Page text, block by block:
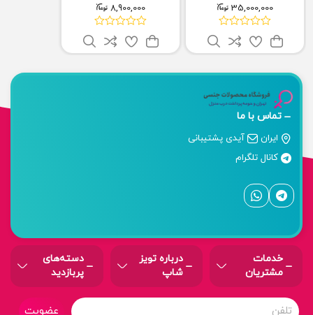
35,000,000
8,900,000
تماس با ما
ایران
آیدی پشتیبانی
کانال تلگرام
خدمات
مشتریان
درباره‌ تویز
شاپ
دسته‌های
پربازدید
عضویت